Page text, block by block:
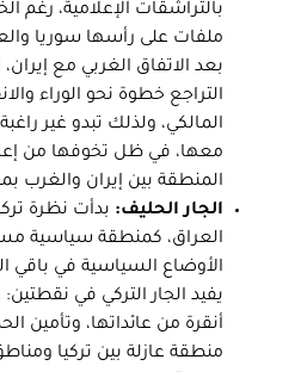
بالتراشقات الإعلامية، رغم
ملفات على رأسها سوريا
بعد الاتفاق الغربي مع
التراجع خطوة نحو الوراء
المالكي، ولذلك تبدو غير
معها، في ظل تخوفها من
المنطقة بين إيران والغرب
الجار الحليف: بدأت نظرة
العراق، كمنطقة سياسية
الأوضاع السياسية في باقي
يفيد الجار التركي في
أنقرة من عائداتها، وتأمين
منطقة عازلة بين تركيا